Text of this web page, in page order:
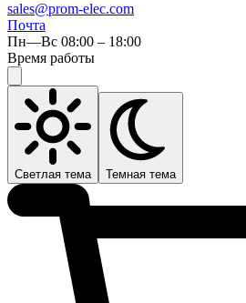
sales@prom-elec.com
Почта
Пн—Вс 08:00 – 18:00
Время работы
Светлая тема Темная тема